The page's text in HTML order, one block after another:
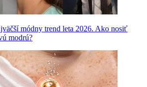
módny trend leta 2026. Ako nosiť
modrú?